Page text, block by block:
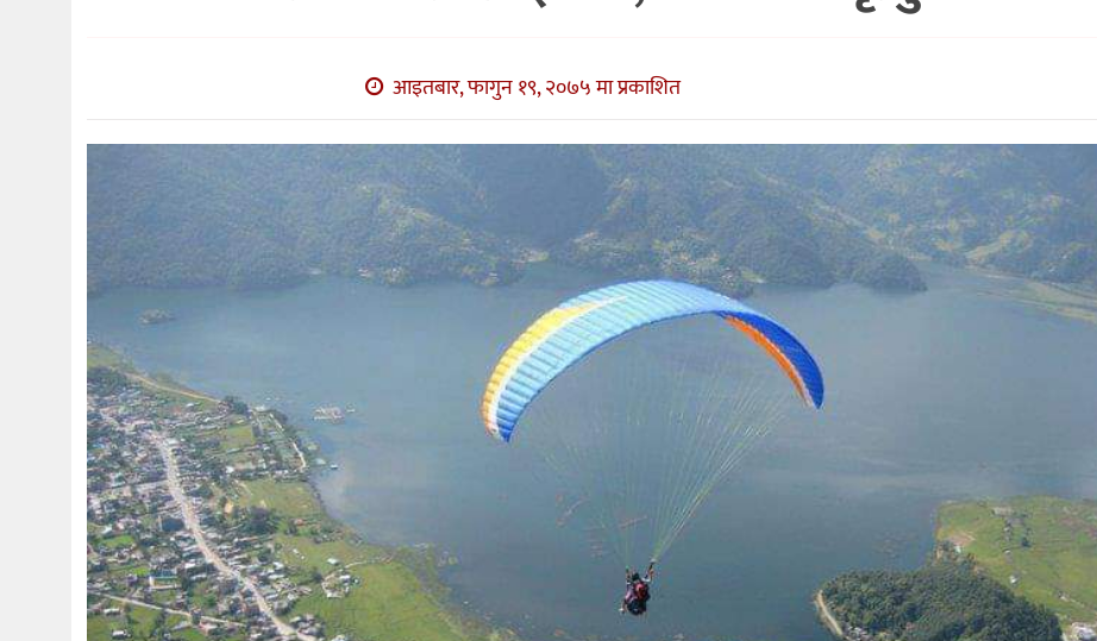
सिफारिस
आइतबार, फागुन १९, २०७५ मा प्रकाशित